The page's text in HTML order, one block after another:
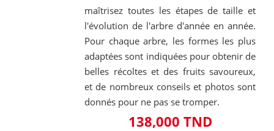
maîtrisez toutes les étapes de taille et
l'évolution de l'arbre d'année en année.
Pour chaque arbre, les formes les plus
adaptées sont indiquées pour obtenir de
belles récoltes et des fruits savoureux,
et de nombreux conseils et photos sont
donnés pour ne pas se tromper.
138,000 TND